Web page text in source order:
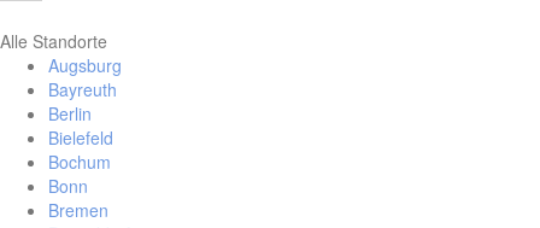
Alle Standorte
Augsburg
Bayreuth
Berlin
Bielefeld
Bochum
Bonn
Bremen